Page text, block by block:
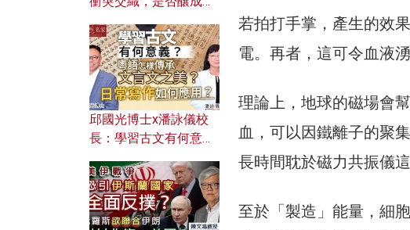
若拍打手掌，產生的效
電。再者，這可令血液湧
理論上，地球的磁場會
血，可以因鐵離子的聚
長時間耽於磁力共振儀
至於「製造」能量，細
風險攻擊美軍，背後有
何盤算？
邱國光博士x潘詠儀校
長：學習古文有何意
文之美？ 日常寫作如何
應用？